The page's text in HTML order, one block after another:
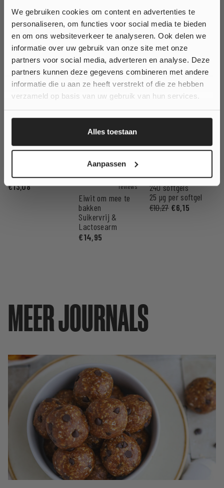
We gebruiken cookies om content en advertenties te
personaliseren, om functies voor social media te bieden
en om ons websiteverkeer te analyseren. Ook delen we
informatie over uw gebruik van onze site met onze
partners voor social media, adverteren en analyse. Deze
partners kunnen deze gegevens combineren met andere
informatie die u aan ze heeft verstrekt of die ze hebben
verzameld op basis van uw gebruik van hun services.
Alles toestaan
Aanpassen
PRODUCTEN
Waardering
2
€13,08
Bakeiwit
uit 5
429
Eiwit om mee te
bakken
Suikervrij &
Lactosearm
€14,95
8
240 softgels
25 µg per softgel
€10,27 €6,15
MEER JOURNALS
Wil je 10% korting
op jouw bestelling?
Ja, klinkt goed!
Nee, ik wil geen korting...